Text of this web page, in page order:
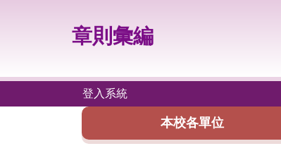
容
章則彙編
登入系統
本校各單位